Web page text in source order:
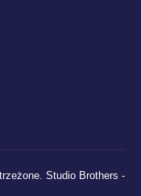
Studio Brothers -